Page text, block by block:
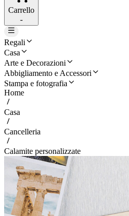
Carrello
-
Regali
Casa
Arte e Decorazioni
Abbigliamento e Accessori
Stampa e fotografia
Home
Casa
Cancelleria
Calamite personalizzate